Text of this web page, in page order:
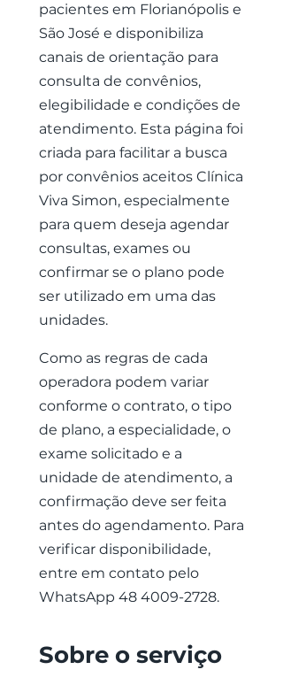
pacientes em Florianópolis e
São José e disponibiliza
canais de orientação para
consulta de convênios,
elegibilidade e condições de
atendimento. Esta página foi
criada para facilitar a busca
por convênios aceitos Clínica
Viva Simon, especialmente
para quem deseja agendar
consultas, exames ou
confirmar se o plano pode
ser utilizado em uma das
unidades.
Como as regras de cada
operadora podem variar
conforme o contrato, o tipo
de plano, a especialidade, o
exame solicitado e a
unidade de atendimento, a
confirmação deve ser feita
antes do agendamento. Para
verificar disponibilidade,
entre em contato pelo
WhatsApp 48 4009-2728.
Sobre o serviço